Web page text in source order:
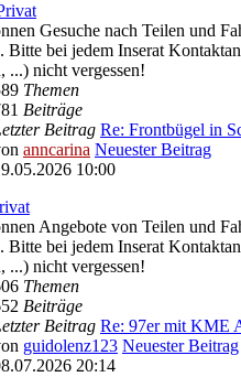
Gesuche nach Teilen und
Bitte bei jedem Inserat
...) nicht vergessen!
Themen
Beiträge
Beitrag Re: Frontbügel in
anncarina Neuester Beitrag
10:00
Angebote von Teilen und
Bitte bei jedem Inserat
...) nicht vergessen!
Themen
Beiträge
Beitrag Re: 97er mit KME
guidolenz123 Neuester Beitrag
20:14